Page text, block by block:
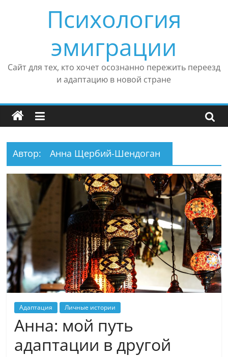
содержимомуПсихология
эмиграции
Сайт для тех, кто хочет осознанно пережить переезд
и адаптацию в новой стране
Автор: Анна Щербий-Шендоган
Адаптация Личные истории
Анна: мой путь
адаптации в другой